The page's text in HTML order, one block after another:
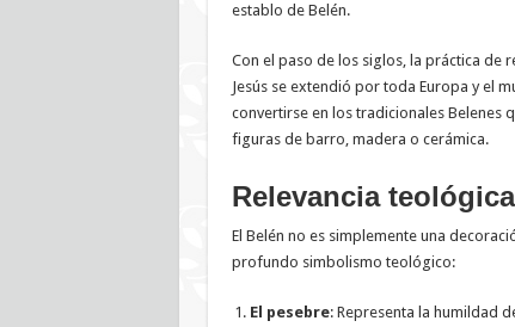
establo de Belén.
Con el paso de los siglos, la práctica de
Jesús se extendió por toda Europa y el
convertirse en los tradicionales Belenes
figuras de barro, madera o cerámica.
Relevancia
El Belén no es simplemente una
profundo simbolismo teológico:
El pesebre: Representa la humildad